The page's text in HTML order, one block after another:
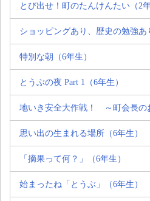
とび出せ！町のたんけんたい（2年
ショッピングあり、歴史の勉強あ
特別な朝（6年生）
とうぶの夜 Part 1（6年生）
地いき安全大作戦！ ～町会長の
思い出の生まれる場所（6年生）
「摘果って何？」（6年生）
始まったね「とうぶ」（6年生）